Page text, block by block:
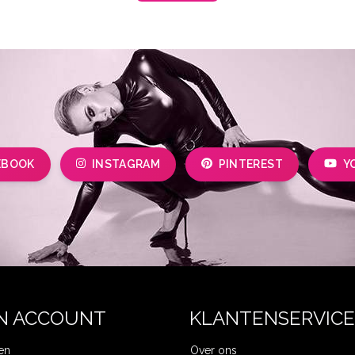
INSTAGRAM PINTEREST
ACCOUNT KLANTENSERVICE
Over ons